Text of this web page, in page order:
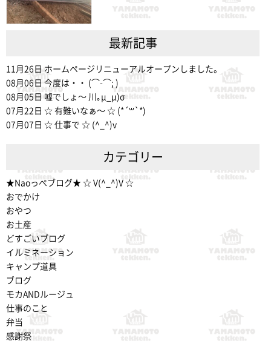
最新記事
11月26日 ホームページリニューアルオープンしました。
08月06日 今度は・・ (⌒-⌒; )
08月05日 嘘でしょ〜 川｡μ_μ)σ
07月22日 ☆ 有難いなぁ〜 ☆ (*´꒳`*)
07月07日 ☆ 仕事で ☆ (^_^)v
カテゴリー
★Naoっぺブログ★ ☆ V(^_^)V ☆
おでかけ
おやつ
お土産
どすごいブログ
イルミネーション
キャンプ道具
ブログ
モカANDルージュ
仕事のこと
弁当
感謝祭